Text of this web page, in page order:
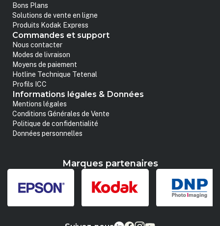
Bons Plans
Solutions de vente en ligne
Produits Kodak Express
Commandes et support
Nous contacter
Modes de livraison
Moyens de paiement
Hotline Technique Tetenal
Profils ICC
Informations légales & Données
Mentions légales
Conditions Générales de Vente
Politique de confidentialité
Données personnelles
Marques partenaires